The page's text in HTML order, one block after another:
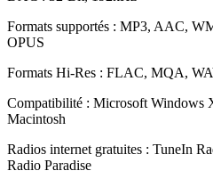
Formats supportés : MP3, AAC,
OPUS
Formats Hi-Res : FLAC, MQA,
Compatibilité : Microsoft Windows
Macintosh
Radios internet gratuites : TuneIn
Radio Paradise